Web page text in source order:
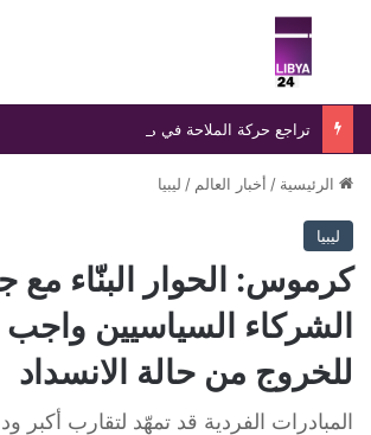
بحث عن
الرئيسية / أخبار العالم / ليبيا
ليبيا
كرموس: الحوار البنّاء مع
الشركاء السياسيين
للخروج من حالة الانسداد
المبادرات الفردية قد تمهّد لتقارب أكبر